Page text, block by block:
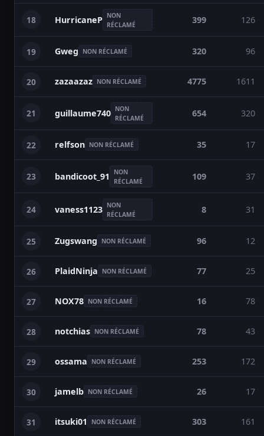
18 HurricaneP NON
RÉCLAMÉ
399 126
19 Gweg NON RÉCLAMÉ 320 96
20 zazaazaz NON RÉCLAMÉ 4775 1611
21 guillaume740 NON
RÉCLAMÉ
654 320
22 relfson NON RÉCLAMÉ 35 17
23 bandicoot_91
NON
RÉCLAMÉ
109 37
24 vaness1123 NON
RÉCLAMÉ
8 31
25 Zugswang NON RÉCLAMÉ 96 12
26 PlaidNinja NON RÉCLAMÉ 77 25
27 NOX78 NON RÉCLAMÉ 16 78
28 notchias NON RÉCLAMÉ 78 43
29 ossama NON RÉCLAMÉ 253 172
30 jamelb NON RÉCLAMÉ 26 17
31 itsuki01 NON RÉCLAMÉ 303 161